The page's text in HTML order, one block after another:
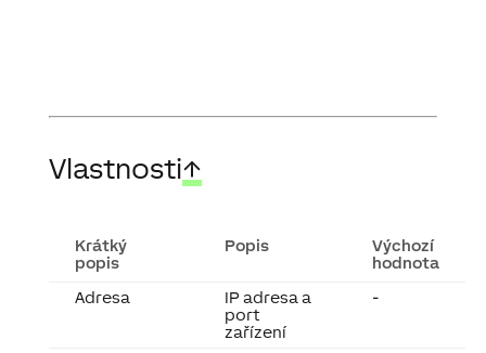
Vlastnosti↑
Krátký
popis
Popis
Výchozí
hodnota
Adresa
IP adresa a
port
zařízení
-